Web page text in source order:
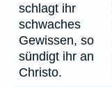
schlagt ihr
schwaches
Gewissen, so
sündigt ihr an
Christo.